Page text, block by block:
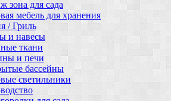
зона для сада
мебель для хранения
/ Гриль
и навесы
ткани
и печи
бассейны
светильники